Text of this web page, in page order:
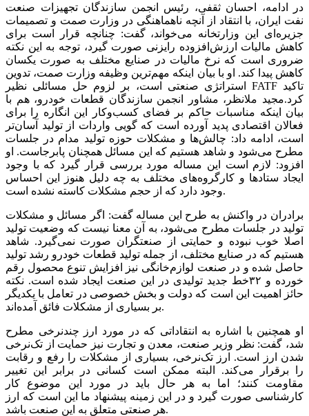
در ادامه، احسان ثقفی، رئیس انجمن سازندگان تجهیزات صنعت
نفت ایران، با انتقاد از آنچه ناهماهنگی در وزارت صمت و تصمیمات
جزیره‌ای این وزارتخانه می‌‌‌خواند، گفت: چنانچه قرار است برای
کاهش مالیات ارزش‌‌‌افزوده رایزنی صورت گیرد، توجه به این نکته
ضروری است که نرخ مالیات در صنایع مختلف به صورت یکسان
کاهش پیدا کند. او با بیان اینکه مهم‌ترین وظیفه وزارت صمت، تدوین
استراتژی صنعتی است، بر لزوم حل مسائلی نظیر FATF تاکید
کرد.مجید ملانظر، مشاور انجمن سازندگان قطعات خودرو، هم با
بیان اینکه مناسبات حاکم بر فضای کسب‌وکار این انگاره را برای
فعالان اقتصادی پدید آورده است که گویی واردات از تولید آسان‌تر
است، ادامه داد: چالش‌‌‌ها و مشکلات حوزه تولید مدام در جلسات
مطرح می‌شود و شاهد هستیم که این مسائل همچنان پابرجاست. او
افزود: لازم است این مساله مورد بررسی قرار گیرد که با وجود
ایجاد ستادها و کارگروه‌های مختلف به چه دلیل هنوز این احساس
وجود دارد که از حجم مشکلات کاسته نشده است.
برادران در واکنش به طرح این مساله گفت: اگر مسائل و مشکلات
تولید در جلسات مطرح می‌شود، به آن معنا نیست که وضعیت تولید
اصلا خوب نبوده و حمایتی از صنعتگران صورت نمی‌گیرد. شاهد
هستیم که در صنایع مختلف، از جمله تولید قطعات خودرو رشد تولید
حاصل شده و در صنعت لوازم‌خانگی نیز افزایش تنوع محصول رقم
خورده و ۳۲خط جدید تولیدی در این صنعت ایجاد شده است. نکته
حائز اهمیت این است که دولت و بخش خصوصی در تعامل با یکدیگر
بر بسیاری از مشکلات فائق آمده‌اند.
او همچنین با اشاره به انتقاداتی که در مورد ارز چندنرخی مطرح
شد، گفت: نظر وزیر صنعت، معدن و تجارت نیز حمایت از تک‌نرخی
شدن ارز است. ارز تک‌نرخی، بسیاری از مشکلات را رفع و رقابت
را برقرار می‌کند. البته ممکن است کسانی در برابر این تغییر
مقاومت کنند؛ اما به هر حال باید در مورد این موضوع کار
کارشناسی صورت گیرد و در این زمینه پیشنهاد ما این است که ارز
هر صنعتی متعلق به این صنعت باشد.